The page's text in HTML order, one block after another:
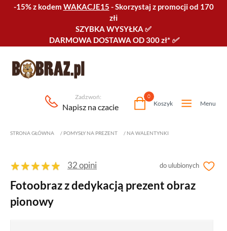
-15% z kodem WAKACJE15 -Skorzystaj z promocji od 170
złℹ️
SZYBKA WYSYŁKA ✅
DARMOWA DOSTAWA OD 300 zł* ✅
Zadzwoń:
Napisz na czacie Koszyk
0
Menu
STRONA GŁÓWNA / POMYSŁY NA PREZENT / NA WALENTYNKI
do ulubionych
32 opini
Fotoobraz z dedykacją prezent obraz
pionowy